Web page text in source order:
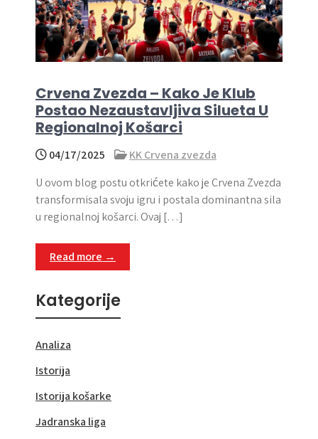
Crvena Zvezda – Kako Je Klub
Postao Nezaustavljiva Silueta U
Regionalnoj Košarci
04/17/2025
KK Crvena zvezda
U ovom blog postu otkrićete kako je Crvena Zvezda
transformisala svoju igru i postala dominantna sila
u regionalnoj košarci. Ovaj […]
Read more →
Kategorije
Analiza
Istorija
Istorija košarke
Jadranska liga